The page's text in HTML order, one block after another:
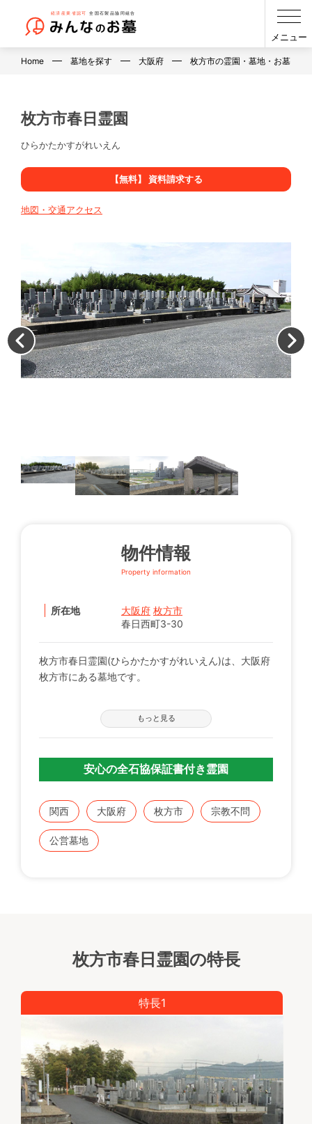
メニュー
Home 墓地を探す 大阪府 枚方市の霊園・墓地・お墓
枚方市春日霊園
ひらかたかすがれいえん
【無料】 資料請求する
地図・交通アクセス
物件情報
Property information
所在地 大阪府 枚方市
春日西町3-30
枚方市春日霊園(ひらかたかすがれいえん)は、大阪府
枚方市にある墓地です。
・枚方市春日霊園は、枚方市内にお住まいの方は必見
・充実の施設、駐車場・水道設備・休憩所が完備して
おります。
・京阪交野線「郡津駅」より車で約１０分の場所にあ
もっと見る
安心の全石協保証書付き霊園
関西 大阪府 枚方市 宗教不問
公営墓地
枚方市春日霊園の特長
特長1